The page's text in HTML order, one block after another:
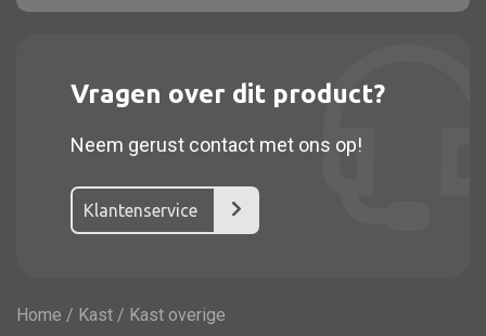
Alle kasten
Dressoir
Nachtkast
Vitrine
Vragen over dit product?
Neem gerust contact met ons op!
Klantenservice
Home / Kast / Kast overige